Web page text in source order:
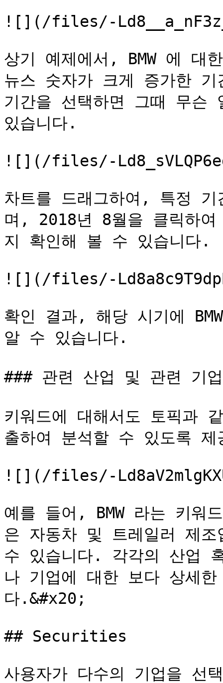
![](/files/-
상기 예제에서, BMW 에
뉴스 숫자가 크게 증가한
기간을 선택하면 그때 무슨
있습니다.
![](/files/-
차트를 드래그하여, 특정
며, 2018년 8월을 클릭하
지 확인해 볼 수 있습니다.
![](/files/-
확인 결과, 해당 시기에
알 수 있습니다.
### 관련 산업 및 관련 기
키워드에 대해서도 토픽과
출하여 분석할 수 있도록 제
![](/files/-
예를 들어, BMW 라는 키워
은 자동차 및 트레일러 제
수 있습니다. 각각의 산업
나 기업에 대한 보다 상세
다.&#x20;
## Securities
사용자가 다수의 기업을 선